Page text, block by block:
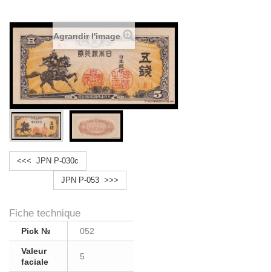
Agrandir l'image
<<< JPN P-030c
JPN P-053 >>>
Fiche technique
Pick № 052
Valeur
faciale
5